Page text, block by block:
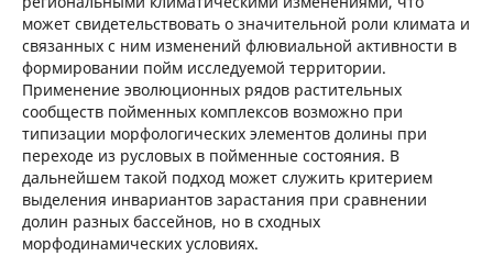
может свидетельствовать о значительной роли климата и
связанных с ним изменений флювиальной активности в
формировании пойм исследуемой территории.
Применение эволюционных рядов растительных
сообществ пойменных комплексов возможно при
типизации морфологических элементов долины при
переходе из русловых в пойменные состояния. В
дальнейшем такой подход может служить критерием
выделения инвариантов зарастания при сравнении
долин разных бассейнов, но в сходных
морфодинамических условиях.